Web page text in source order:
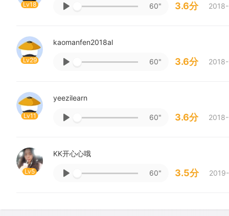
Lv18 60" 3.6分
Lv29
kaomanfen2018al
60" 3.6分
Lv11
yeezilearn
60" 3.6分
Lv5
KK开心心哦
60" 3.5分